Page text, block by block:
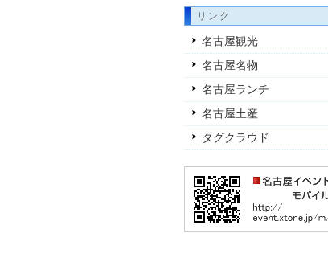
リンク
名古屋観光
名古屋名物
名古屋ランチ
名古屋土産
タグクラウド